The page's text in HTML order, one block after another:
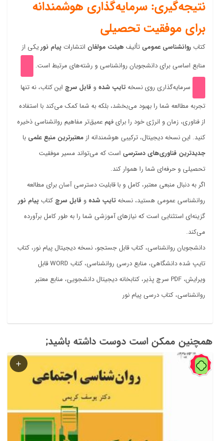
نتیجه‌گیری: سرمایه‌گذاری هوشمندانه
برای موفقیت تحصیلی
کتاب روانشناسی عمومی تألیف هیئت مولفان انتشارات پیام نوریکی از
منابع اساسی برای دانشجویان روانشناسی و رشته‌های مرتبط است.
سرمایه‌گذاری روی نسخهتایپ شده و قابل سرچ این کتاب، نه تنها
تجربه مطالعه شما را بهبود می‌بخشد، بلکه به شما کمک می‌کند با استفاده
از فناوری، زمان و انرژی خود را برای فهم عمیق‌تر مفاهیم روانشناسی ذخیره
کنید. این نسخه دیجیتال، ترکیبی هوشمندانه ازمعتبرترین منبع علمی با
جدیدترین فناوری‌های دسترسی است که می‌تواند مسیر موفقیت
تحصیلی و حرفه‌ای شما را هموار کند.
اگر به دنبال منبعی معتبر، کامل و با قابلیت دسترسی آسان برای مطالعه
روانشناسی عمومی هستید، نسخهتایپ شده و قابل سرچ کتاب پیام نور
گزینه‌ای استثنایی است که نیازهای آموزشی شما را به طور کامل برآورده
می‌کند.
دانشجویان روانشناسی، کتاب قابل جستجو، نسخه دیجیتال پیام نور، کتاب
تایپ شده دانشگاهی، منابع درسی روانشناسی، کتاب WORD قابل
ویرایش، PDF سرچ پذیر، کتابخانه دیجیتال دانشجویی، منابع معتبر
روانشناسی، کتاب درسی پیام نور
همچنین ممکن است دوست داشته باشید;
60%